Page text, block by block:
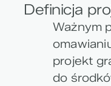
Definicja
Ważnym
projekt
do